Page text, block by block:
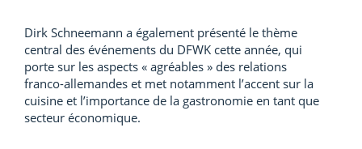
Dirk Schneemann a également présenté le thème
central des événements du DFWK cette année, qui
porte sur les aspects « agréables » des relations
franco-allemandes et met notamment l’accent sur la
cuisine et l’importance de la gastronomie en tant que
secteur économique.